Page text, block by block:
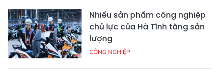
Nhiều sản phẩm công nghiệp
chủ lực của Hà Tĩnh tăng sản
lượng
CÔNG NGHIỆP